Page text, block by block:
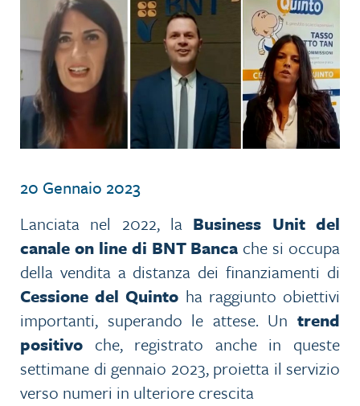
20 Gennaio 2023
Lanciata nel 2022, la Business Unit del
canale on line di BNT Banca che si occupa
della vendita a distanza dei finanziamenti di
Cessione del Quinto ha raggiunto obiettivi
importanti, superando le attese. Un trend
positivo che, registrato anche in queste
settimane di gennaio 2023, proietta il servizio
verso numeri in ulteriore crescita